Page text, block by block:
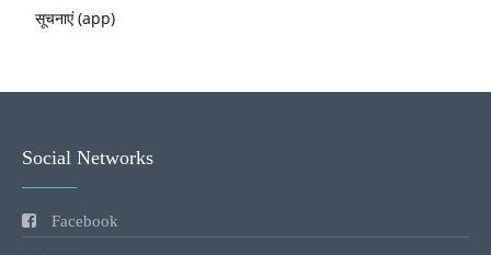
सूचनाएं (app)
Social Networks
Facebook